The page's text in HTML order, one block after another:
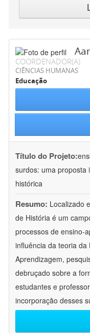
COORDENADOR(A)
CIÊNCIAS HUMANAS
Educação
Título do Projeto:
surdos: uma proposta
histórica
Resumo: Localizado
de História é um
processos de ensino-
influência da teoria
Aprendizagem,
debruçado sobre a
estudantes e
incorporação desses